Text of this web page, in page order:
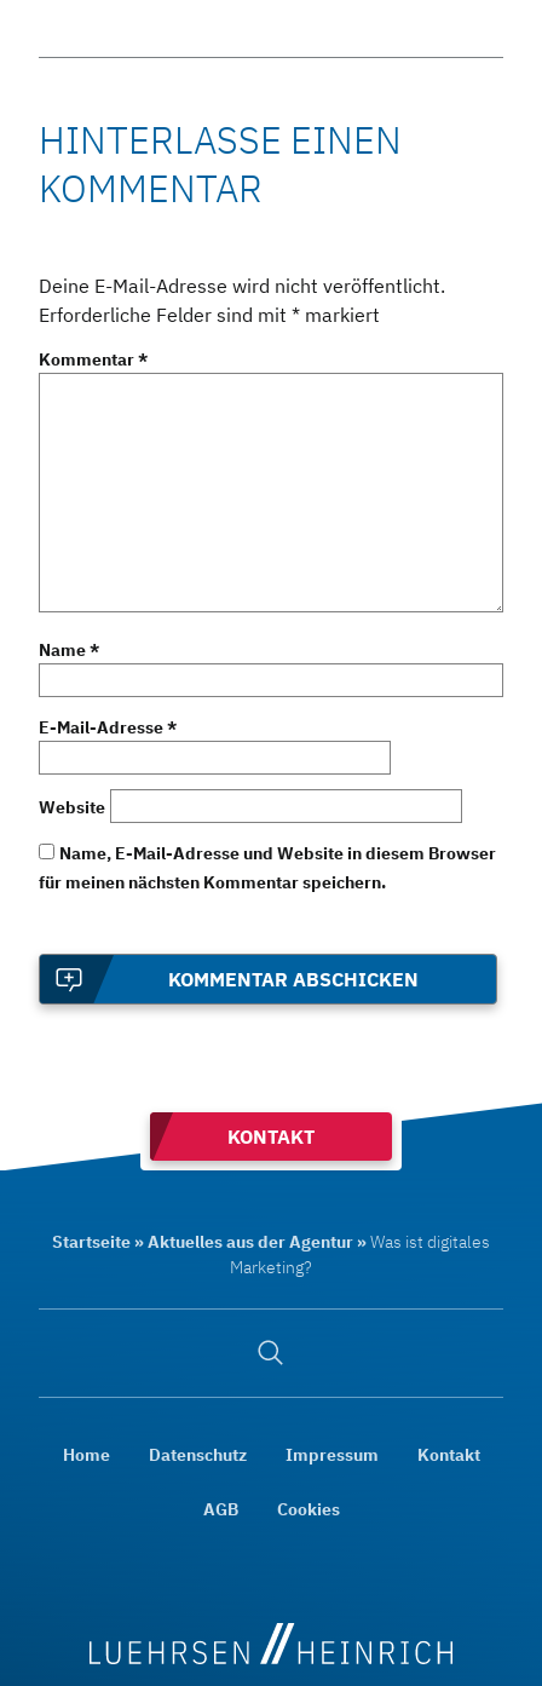
HINTERLASSE EINEN
KOMMENTAR
Deine E-Mail-Adresse wird nicht veröffentlicht.
Erforderliche Felder sind mit * markiert
Kommentar*
Name*
E-Mail-Adresse*
Website
Name, E-Mail-Adresse und Website in diesem Browser
für meinen nächsten Kommentar speichern.
KOMMENTAR ABSCHICKEN
KONTAKT
Startseite »Aktuelles aus der Agentur »Was ist digitales
Marketing?
Suche
Home Datenschutz Impressum Kontakt
AGB Cookies